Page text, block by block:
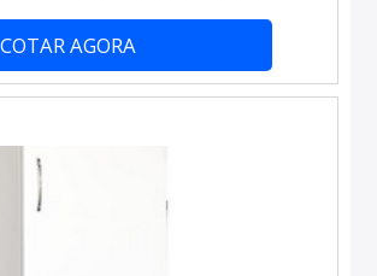
com os profissionais da JC
é possível encontrar ótima
com os resultados
SOBRE EMPRESAS DE
A JC Montagem Frigorífica canaliza
aos parceiros uma estrutura com:
onde são realizadas as
Tudo para se certificar que se tenha
COTAR AGORA